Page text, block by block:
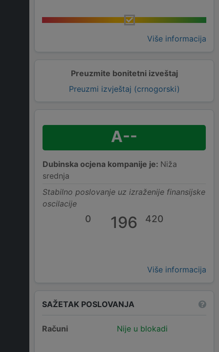
Više informacija
Preuzmite bonitetni izveštaj
Preuzmi izvještaj (crnogorski)
A--
Dubinska ocjena kompanije je: Niža
srednja
Stabilno poslovanje uz izraženije finansijske
oscilacije
0 196 420
Više informacija
SAŽETAK POSLOVANJA
Računi Nije u blokadi